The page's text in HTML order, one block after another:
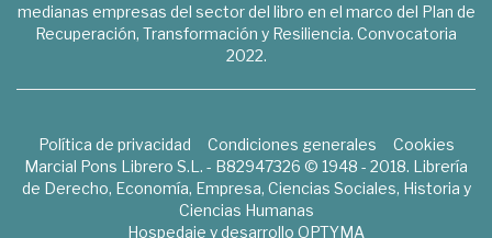
medianas empresas del sector del libro en el marco del Plan de
Recuperación, Transformación y Resiliencia. Convocatoria
2022.
Política de privacidad Condiciones generales
Cookies
Marcial Pons Librero S.L. - B82947326 © 1948 - 2018. Librería
de Derecho, Economía, Empresa, Ciencias Sociales, Historia y
Ciencias Humanas
Hospedaje y desarrollo OPTYMA